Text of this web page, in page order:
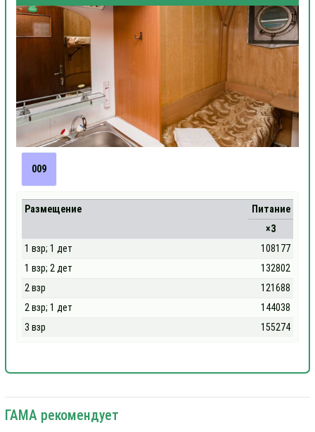
009
Размещение
Питание
×3
1 взр; 1 дет
108177
1 взр; 2 дет
132802
2 взр
121688
2 взр; 1 дет
144038
3 взр
155274
ГАМА рекомендует